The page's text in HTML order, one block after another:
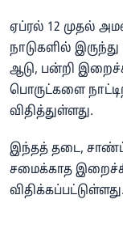
ஏப்ரல் 12 முதல்
நாடுகளில்
ஆடு, பன்றி
பொருட்களை
விதித்துள்ளது.
இந்தத் தடை,
சமைக்காத
விதிக்கப்பட்டுள்ளது.